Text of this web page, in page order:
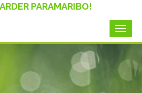
PARAMARIBO!